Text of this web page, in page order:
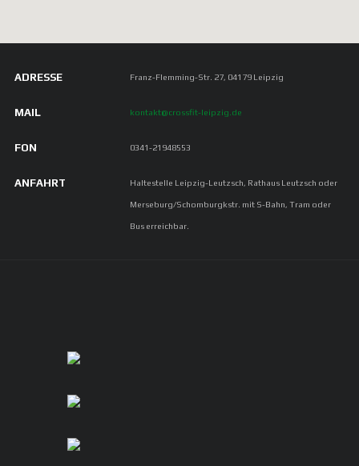
ADRESSE Franz-Flemming-Str. 27, 04179 Leipzig
MAIL kontakt@crossfit-leipzig.de
FON 0341-21948553
ANFAHRT Haltestelle Leipzig-Leutzsch, Rathaus Leutzsch oder
Merseburg/Schomburgkstr. mit S-Bahn, Tram oder
Bus erreichbar.